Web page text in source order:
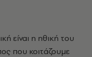
είναι η ηθική του
που κοιτάζουμε